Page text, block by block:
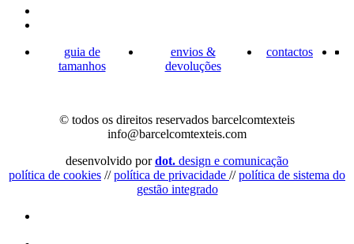
guia de
tamanhos
envios &
devoluções
contactos
© todos os direitos reservados barcelcomtexteis
info@barcelcomtexteis.com
desenvolvido pordot. design e comunicação
política de cookies //política de privacidade //política de sistema do
gestão integrado